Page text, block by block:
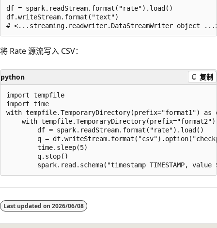
df = spark.readStream.format("rate").load()
df.writeStream.format("text")
将 Rate 源流写入 CSV：
python 复制
import tempfile
import time
with tempfile.TemporaryDirectory(prefix="format1") as
with
        df = spark.readStream.format("rate").load()
q =
        time.sleep(5)
        q.stop()
模
式
Last updated on 2026/06/08